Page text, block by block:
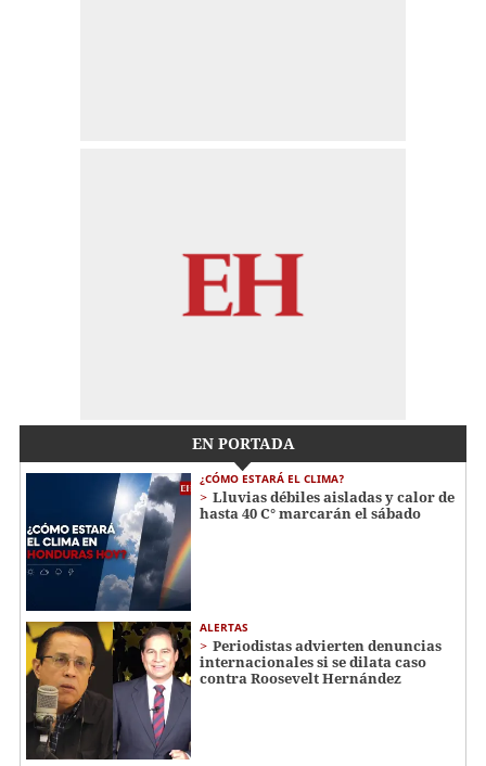
EN PORTADA
¿CÓMO ESTARÁ EL CLIMA?
Lluvias débiles aisladas y calor de
hasta 40 C° marcarán el sábado
ALERTAS
Periodistas advierten denuncias
internacionales si se dilata caso
contra Roosevelt Hernández